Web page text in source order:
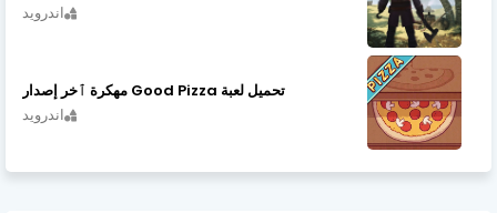
اندرويد
تحميل لعبة Good Pizza مهكرة ٱخر إصدار
اندرويد